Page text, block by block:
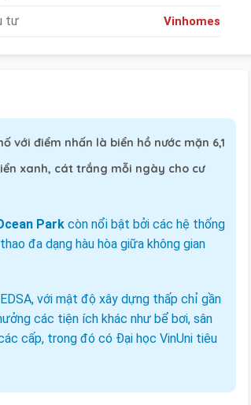
tư Vinhomes
với điểm nhấn là biển hồ nước mặn 6,1
xanh, cát trắng mỗi ngày cho cư
Park còn nổi bật bởi các hệ thống
đa dạng hàu hòa giữa không gian
với mật độ xây dựng thấp chỉ gần
các tiện ích khác như bể bơi, sân
cấp, trong đó có Đại học VinUni tiêu